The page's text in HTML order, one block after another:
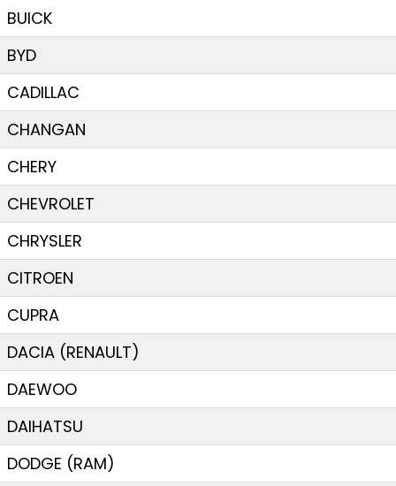
BUICK
BYD
CADILLAC
CHANGAN
CHERY
CHEVROLET
CHRYSLER
CITROEN
CUPRA
DACIA (RENAULT)
DAEWOO
DAIHATSU
DODGE (RAM)